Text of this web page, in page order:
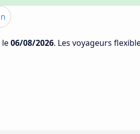
le06/08/2026. Les voyageurs